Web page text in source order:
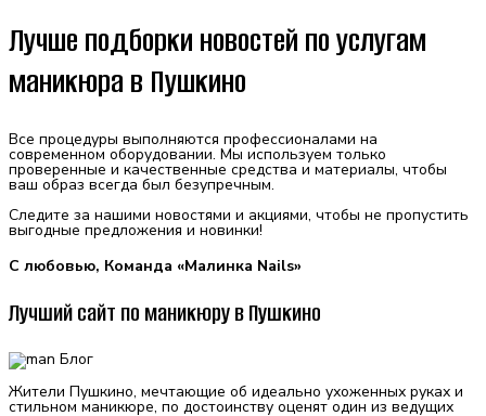
Лучше подборки новостей по услугам
маникюра в Пушкино
Все процедуры выполняются профессионалами на
современном оборудовании. Мы используем только
проверенные и качественные средства и материалы, чтобы
ваш образ всегда был безупречным.
Следите за нашими новостями и акциями, чтобы не пропустить
выгодные предложения и новинки!
С любовью, Команда «Малинка Nails»
Лучший сайт по маникюру в Пушкино
Жители Пушкино, мечтающие об идеально ухоженных руках и
стильном маникюре, по достоинству оценят один из ведущих